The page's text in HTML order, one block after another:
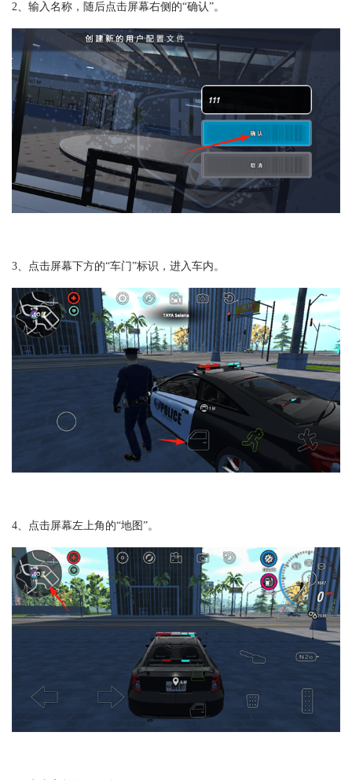
2、输入名称，随后点击屏幕右侧的“确认”。
3、点击屏幕下方的“车门”标识，进入车内。
4、点击屏幕左上角的“地图”。